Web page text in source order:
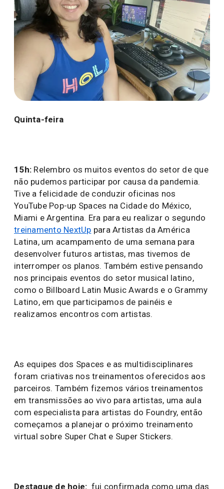
Quinta-feira
15h: Relembro os muitos eventos do setor de que
não pudemos participar por causa da pandemia.
Tive a felicidade de conduzir oficinas nos
YouTube Pop-up Spaces na Cidade do México,
Miami e Argentina. Era para eu realizar o segundo
treinamento NextUp para Artistas da América
Latina, um acampamento de uma semana para
desenvolver futuros artistas, mas tivemos de
interromper os planos. Também estive pensando
nos principais eventos do setor musical latino,
como o Billboard Latin Music Awards e o Grammy
Latino, em que participamos de painéis e
realizamos encontros com artistas.
As equipes dos Spaces e as multidisciplinares
foram criativas nos treinamentos oferecidos aos
parceiros. Também fizemos vários treinamentos
em transmissões ao vivo para artistas, uma aula
com especialista para artistas do Foundry, então
começamos a planejar o próximo treinamento
virtual sobre Super Chat e Super Stickers.
Destaque de hoje: fui confirmada como uma das